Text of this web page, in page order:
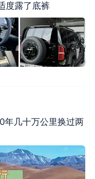
度露了底裤
年几十万公里换过两